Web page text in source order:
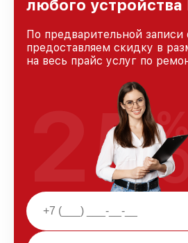
любого устройства
По предварительной записи
предоставляем скидку в
на весь прайс услуг по
25